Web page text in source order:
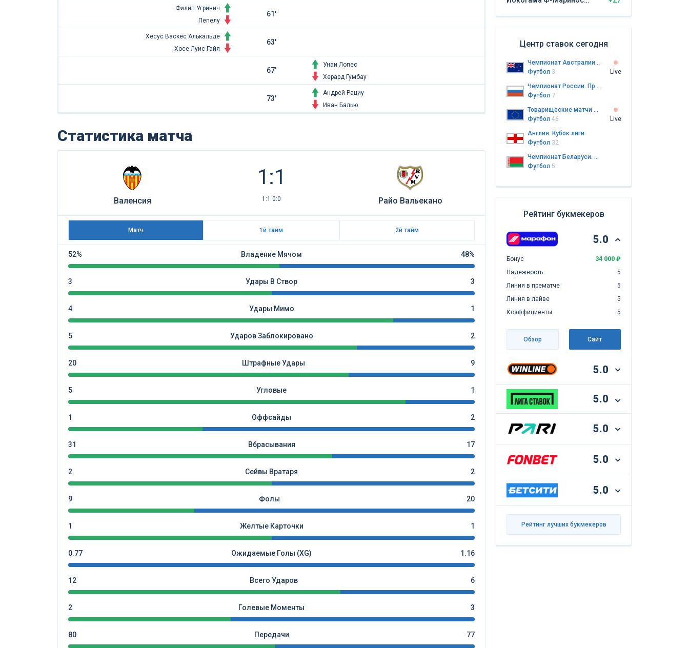
Филип Угринич
Пепелу
61'
Хесус Васкес Алькальде
Хосе Луис Гайя
63'
67'
Унаи Лопес
Херард Гумбау
73'
Андрей Рациу
Иван Балью
Статистика матча
Валенсия
1:1
1:1 0:0 Райо Вальекано
Матч 1й тайм 2й тайм
52% Владение Мячом 48%
3 Удары В Створ 3
4 Удары Мимо 1
5 Ударов Заблокировано 2
20 Штрафные Удары 9
5 Угловые 1
1 Оффсайды 2
31 Вбрасывания 17
2 Сейвы Вратаря 2
9 Фолы 20
1 Желтые Карточки 1
0.77 Ожидаемые Голы (xG) 1.16
12 Всего Ударов 6
2 Голевые Моменты 3
80 Передачи 77
Центр ставок сегодня
Чемпионат Австралии. Премьер-лига Южной Австралии. Женщины
Футбол 3
Live
Чемпионат России. Премьер-лига
Футбол 7
Товарищеские матчи клубов
Футбол 46
Live
Англия. Кубок лиги
Футбол 32
Чемпионат Беларуси. Высшая лига
Футбол 5
Рейтинг букмекеров
5.0
Бонус
34 000 ₽
Надежность
5
Линия в прематче
5
Линия в лайве
5
Коэффициенты
5
Обзор Сайт
5.0
5.0
5.0
5.0
5.0
Рейтинг лучших букмекеров